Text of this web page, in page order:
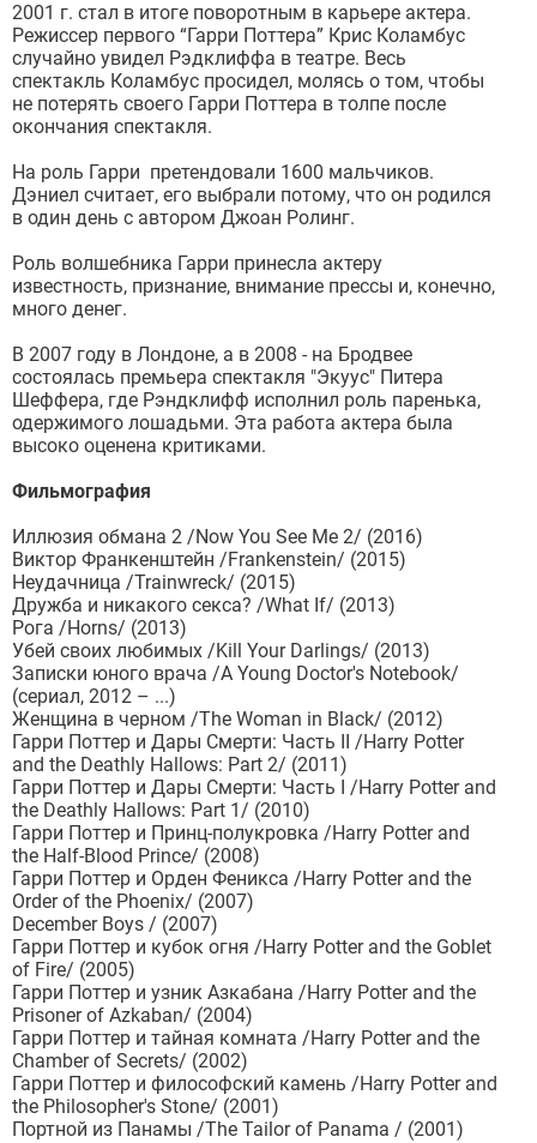
2001 г. стал в итоге поворотным в карьере актера.
Режиссер первого “Гарри Поттера” Крис Коламбус
случайно увидел Рэдклиффа в театре. Весь
спектакль Коламбус просидел, молясь о том, чтобы
не потерять своего Гарри Поттера в толпе после
окончания спектакля.
На роль Гарри претендовали 1600 мальчиков.
Дэниел считает, его выбрали потому, что он родился
в один день с автором Джоан Ролинг.
Роль волшебника Гарри принесла актеру
известность, признание, внимание прессы и, конечно,
много денег.
В 2007 году в Лондоне, а в 2008 - на Бродвее
состоялась премьера спектакля "Экуус" Питера
Шеффера, где Рэндклифф исполнил роль паренька,
одержимого лошадьми. Эта работа актера была
высоко оценена критиками.
Фильмография
Иллюзия обмана 2 /Now You See Me 2/ (2016)
Виктор Франкенштейн /Frankenstein/ (2015)
Неудачница /Trainwreck/ (2015)
Дружба и никакого секса? /What If/ (2013)
Рога /Horns/ (2013)
Убей своих любимых /Kill Your Darlings/ (2013)
Записки юного врача /A Young Doctor's Notebook/
(сериал, 2012 – ...)
Женщина в черном /The Woman in Black/ (2012)
Гарри Поттер и Дары Смерти: Часть II /Harry Potter
and the Deathly Hallows: Part 2/ (2011)
Гарри Поттер и Дары Смерти: Часть I /Harry Potter and
the Deathly Hallows: Part 1/ (2010)
Гарри Поттер и Принц-полукровка /Harry Potter and
the Half-Blood Prince/ (2008)
Гарри Поттер и Орден Феникса /Harry Potter and the
Order of the Phoenix/ (2007)
December Boys / (2007)
Гарри Поттер и кубок огня /Harry Potter and the Goblet
of Fire/ (2005)
Гарри Поттер и узник Азкабана /Harry Potter and the
Prisoner of Azkaban/ (2004)
Гарри Поттер и тайная комната /Harry Potter and the
Chamber of Secrets/ (2002)
Гарри Поттер и философский камень /Harry Potter and
the Philosopher's Stone/ (2001)
Портной из Панамы /The Tailor of Panama / (2001)